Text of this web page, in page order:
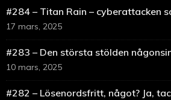
#284 – Titan Rain – cyberattacken
17 mars, 2025
#283 – Den största stölden
10 mars, 2025
#282 – Lösenordsfritt, något? Ja,